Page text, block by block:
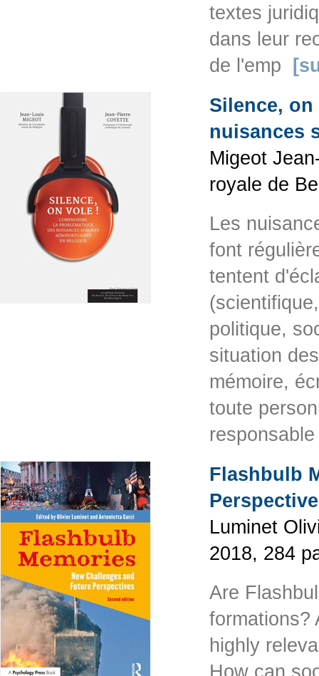
textes
dans leur
de l'emp
Silence,
nuisances
Migeot
royale de
Les
font
tentent
politique,
situation
mémoire,
toute
Flashbulb
Luminet
2018, 284
Are
formations?
highly
How can